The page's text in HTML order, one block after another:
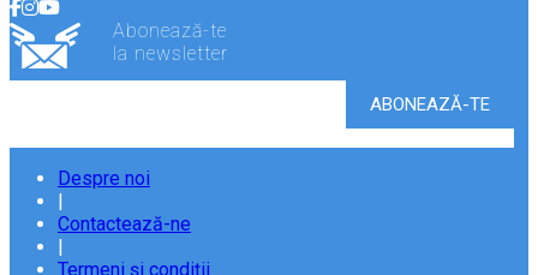
Abonează-te
la newsletter
Despre noi
Contactează-ne
Termeni și condiții